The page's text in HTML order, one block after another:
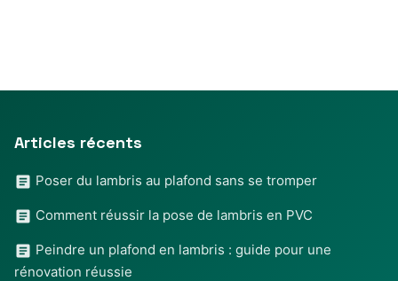
Articles récents
Poser du lambris au plafond sans se tromper
Comment réussir la pose de lambris en PVC
Peindre un plafond en lambris : guide pour une
rénovation réussie